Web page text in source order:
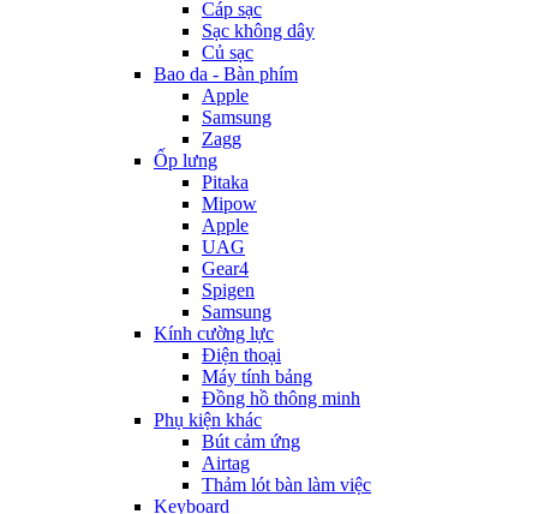
Cáp sạc
Sạc không dây
Củ sạc
Bao da - Bàn phím
Apple
Samsung
Zagg
Ốp lưng
Pitaka
Mipow
Apple
UAG
Gear4
Spigen
Samsung
Kính cường lực
Điện thoại
Máy tính bảng
Đồng hồ thông minh
Phụ kiện khác
Bút cảm ứng
Airtag
Thảm lót bàn làm việc
Keyboard